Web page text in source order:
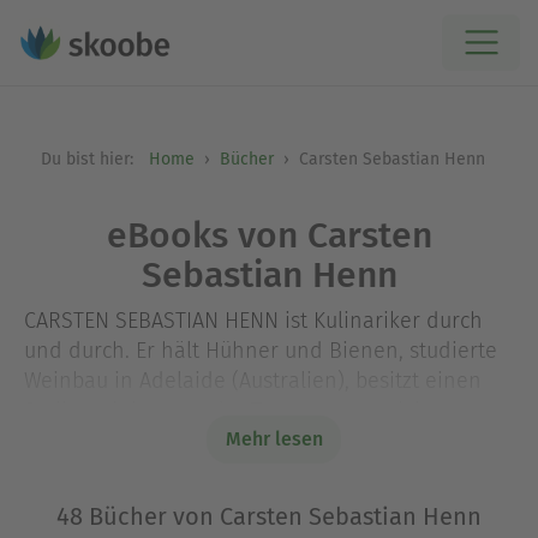
Du bist hier: Home Bücher Carsten Sebastian Henn
eBooks von Carsten
Sebastian Henn
CARSTEN SEBASTIAN HENN ist Kulinariker durch
und durch. Er hält Hühner und Bienen, studierte
ausgebildeter Barista und neben seiner Arbeit als
Restaurantkritiker und Weinjournalisten
Deutschlands. Seine Romane und Sachbücher
Mehr lesen
48 Bücher von Carsten Sebastian Henn